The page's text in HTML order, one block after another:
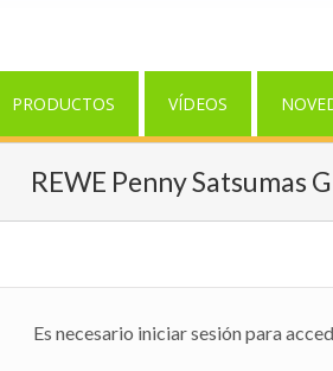
PRODUCTOS VÍDEOS
REWE Penny Satsumas
Es necesario iniciar sesión para